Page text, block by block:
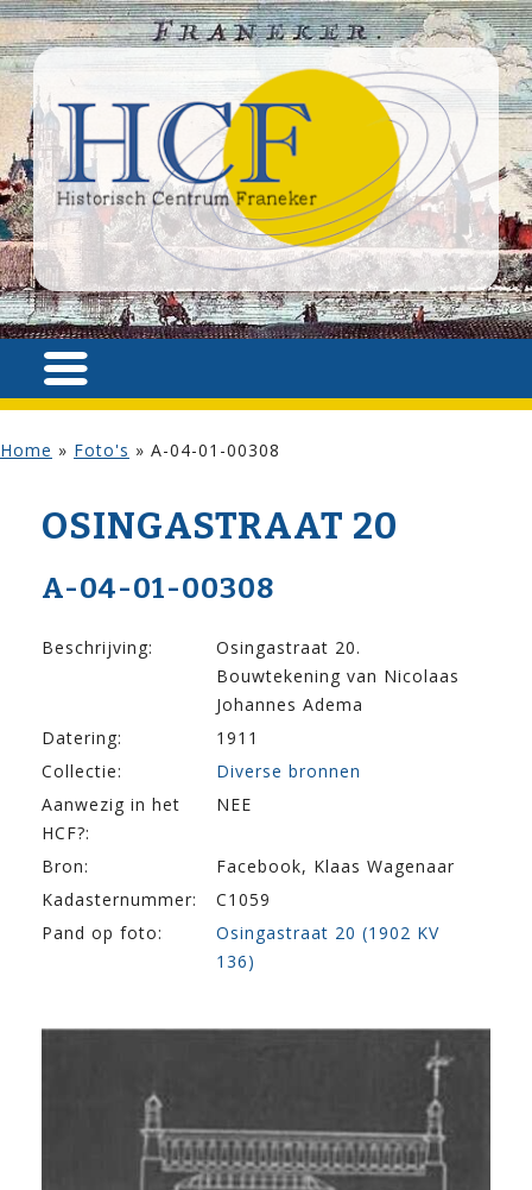
Home » Foto's » A-04-01-00308
OSINGA­STRAAT 20
A-04-01-00308
Beschrijving:
Osingastraat 20.
Bouwtekening van Nicolaas
Johannes Adema
Datering:
1911
Collectie:
Diverse bronnen
Aanwezig in het
HCF?:
NEE
Bron:
Facebook, Klaas Wagenaar
Kadasternummer:
C1059
Pand op foto:
Osingastraat 20 (1902 KV
136)